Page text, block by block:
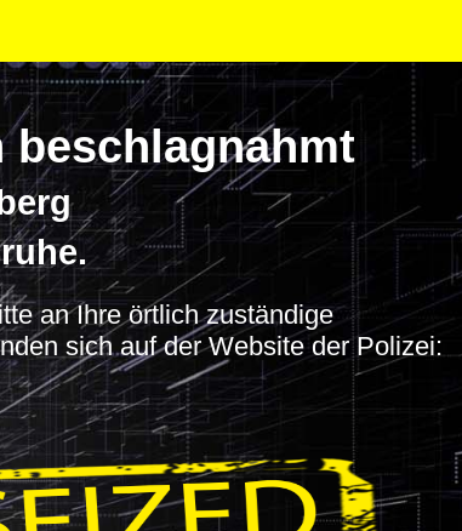
an Ihre örtlich zuständige
sich auf der Website der Polizei: